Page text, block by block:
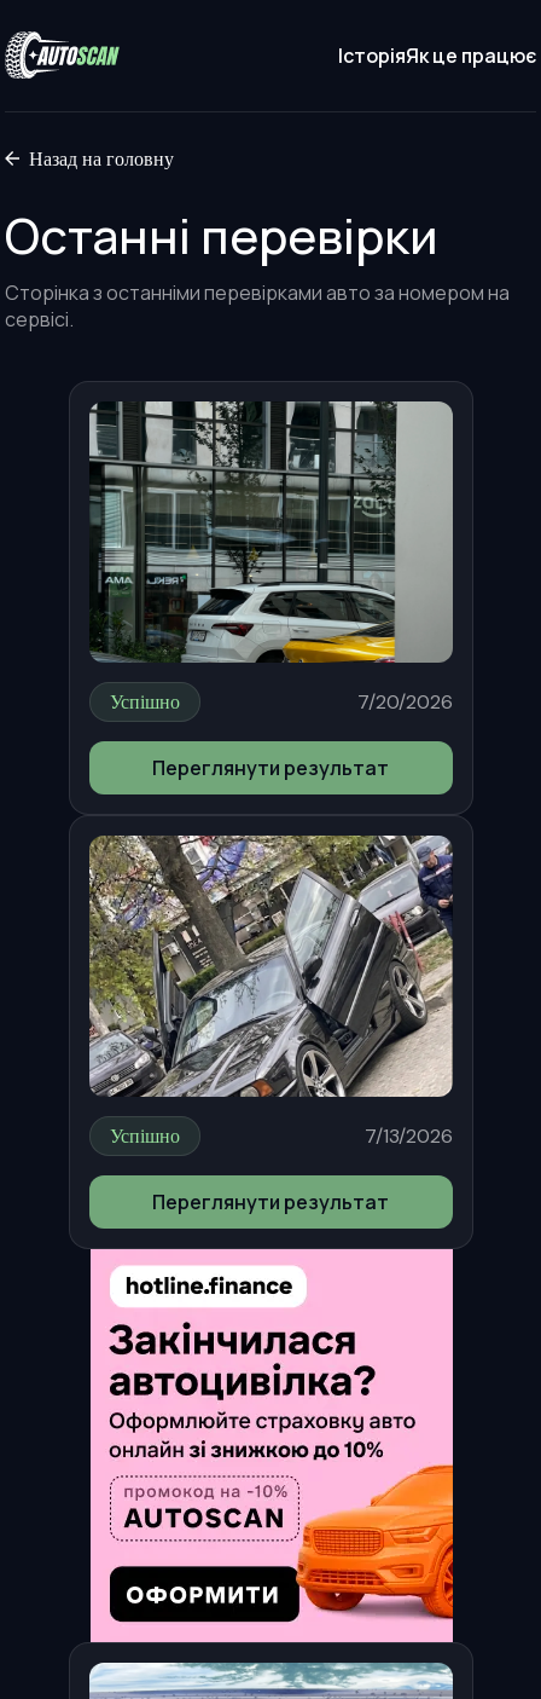
ІсторіяЯк це працює
Назад на головну
Останні перевірки
Сторінка з останніми перевірками авто за номером на
сервісі.
Успішно 7/20/2026
Переглянути результат
Успішно 7/13/2026
Переглянути результат